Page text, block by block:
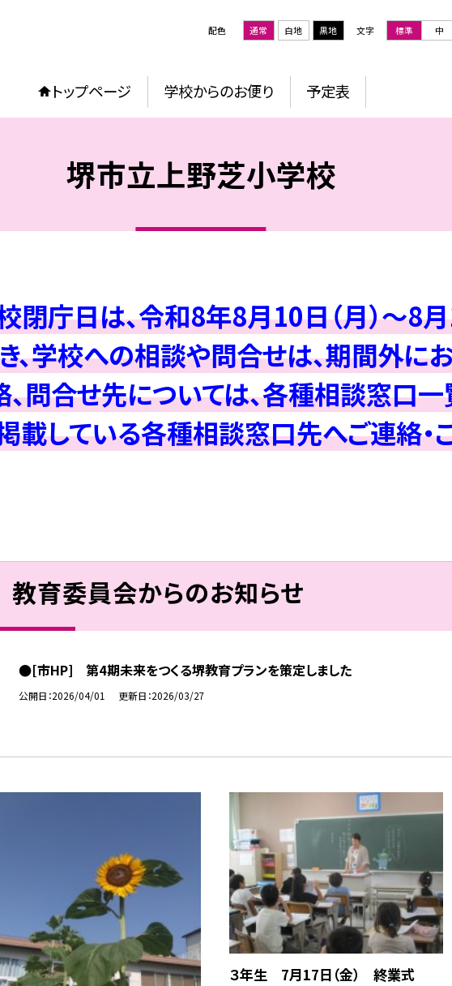
配色 通常 白地 黒地 文字 標準 中
トップページ 学校からのお便り 予定表
堺市立上野芝小学校
庁日は、令和8年8月10日（月）～8月
学校への相談や問合せは、期間外にお
合せ先については、各種相談窓口一
載している各種相談窓口先へご連絡・
教育委員会からのお知らせ
●[市HP] 第4期未来をつくる堺教育プランを策定しました
公開日 2026/04/01 更新日 2026/03/27
３年生 7月17日（金） 終業式